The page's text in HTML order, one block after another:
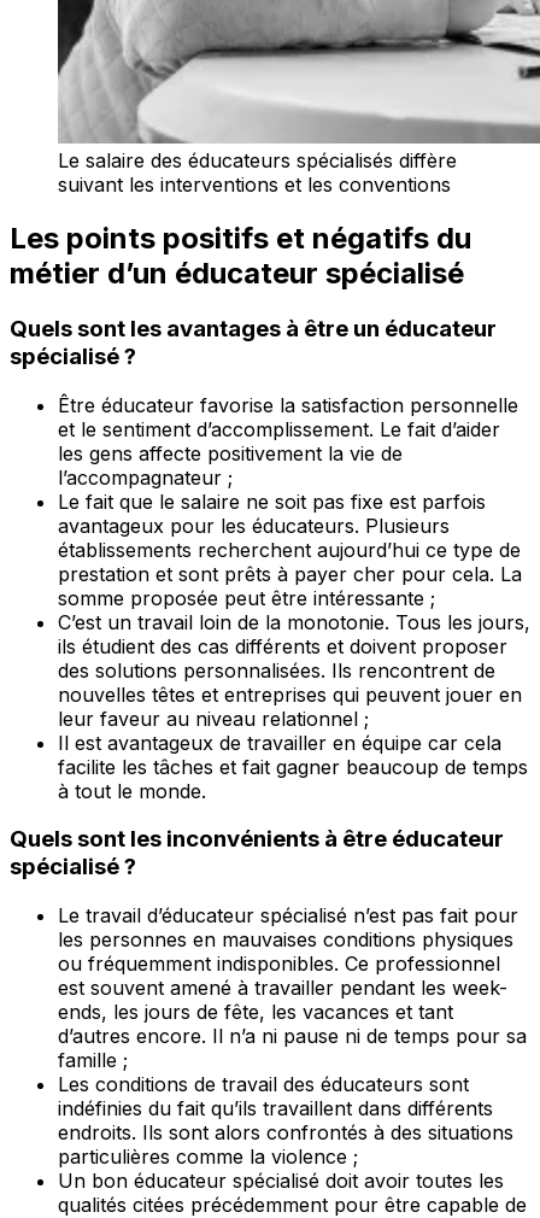
Le salaire des éducateurs spécialisés diffère
suivant les interventions et les conventions
Les points positifs et négatifs du
métier d’un éducateur spécialisé
Quels sont les avantages à être un éducateur
spécialisé ?
Être éducateur favorise la satisfaction personnelle
et le sentiment d’accomplissement. Le fait d’aider
les gens affecte positivement la vie de
l’accompagnateur ;
Le fait que le salaire ne soit pas fixe est parfois
avantageux pour les éducateurs. Plusieurs
établissements recherchent aujourd’hui ce type de
prestation et sont prêts à payer cher pour cela. La
somme proposée peut être intéressante ;
C’est un travail loin de la monotonie. Tous les jours,
ils étudient des cas différents et doivent proposer
des solutions personnalisées. Ils rencontrent de
nouvelles têtes et entreprises qui peuvent jouer en
leur faveur au niveau relationnel ;
Il est avantageux de travailler en équipe car cela
facilite les tâches et fait gagner beaucoup de temps
à tout le monde.
Quels sont les inconvénients à être éducateur
spécialisé ?
Le travail d’éducateur spécialisé n’est pas fait pour
les personnes en mauvaises conditions physiques
ou fréquemment indisponibles. Ce professionnel
est souvent amené à travailler pendant les week-
ends, les jours de fête, les vacances et tant
d’autres encore. Il n’a ni pause ni de temps pour sa
famille ;
Les conditions de travail des éducateurs sont
indéfinies du fait qu’ils travaillent dans différents
endroits. Ils sont alors confrontés à des situations
particulières comme la violence ;
Un bon éducateur spécialisé doit avoir toutes les
qualités citées précédemment pour être capable de